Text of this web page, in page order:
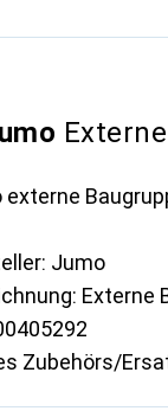
Externe
externe
Jumo
Externe
Zubehörs/